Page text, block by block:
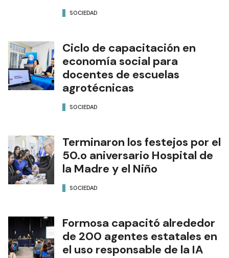
SOCIEDAD
Ciclo de capacitación en
economía social para
docentes de escuelas
agrotécnicas
SOCIEDAD
Terminaron los festejos por el
50.o aniversario Hospital de
la Madre y el Niño
SOCIEDAD
Formosa capacitó alrededor
de 200 agentes estatales en
el uso responsable de la IA